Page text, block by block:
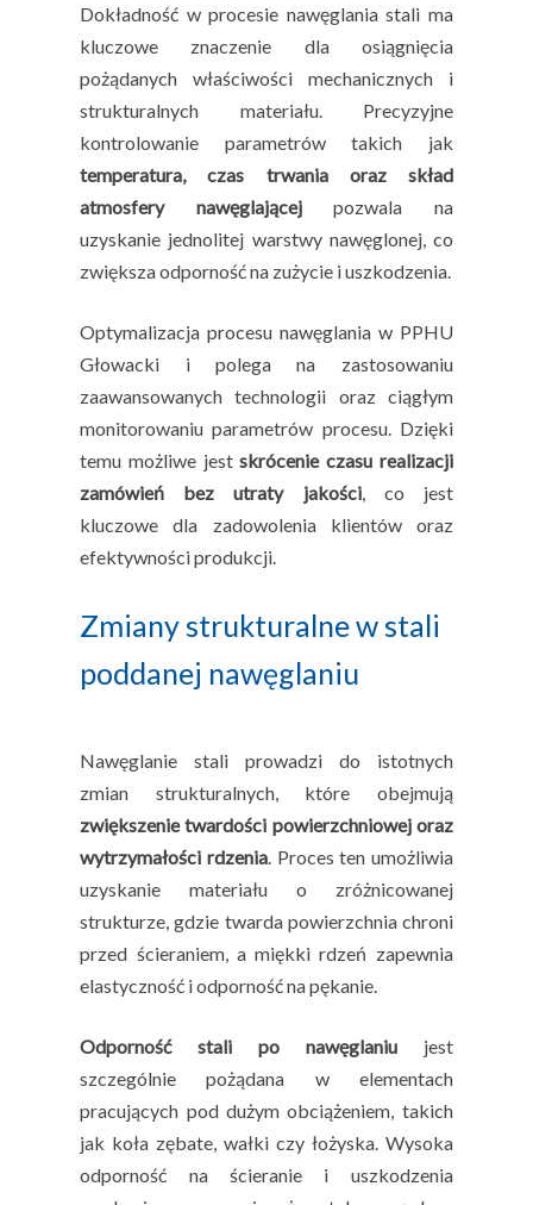
Dokładność w procesie nawęglania stali ma
kluczowe znaczenie dla osiągnięcia
pożądanych właściwości mechanicznych i
strukturalnych materiału. Precyzyjne
kontrolowanie parametrów takich jak
temperatura, czas trwania oraz skład
atmosfery nawęglającejpozwala na
uzyskanie jednolitej warstwy nawęglonej, co
zwiększa odporność na zużycie i uszkodzenia.
Optymalizacja procesu nawęglania w PPHU
Głowacki i polega na zastosowaniu
zaawansowanych technologii oraz ciągłym
monitorowaniu parametrów procesu. Dzięki
temu możliwe jestskrócenie czasu realizacji
zamówień bez utraty jakości, co jest
kluczowe dla zadowolenia klientów oraz
efektywności produkcji.
Zmiany strukturalne w stali
poddanej nawęglaniu
Nawęglanie stali prowadzi do istotnych
zmian strukturalnych, które obejmują
zwiększenie twardości powierzchniowej oraz
wytrzymałości rdzenia. Proces ten umożliwia
uzyskanie materiału o zróżnicowanej
strukturze, gdzie twarda powierzchnia chroni
przed ścieraniem, a miękki rdzeń zapewnia
elastyczność i odporność na pękanie.
Odporność stali po nawęglaniujest
szczególnie pożądana w elementach
pracujących pod dużym obciążeniem, takich
jak koła zębate, wałki czy łożyska. Wysoka
odporność na ścieranie i uszkodzenia